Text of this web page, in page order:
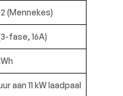
(Mennekes)
(3-fase, 16A)
aan 11 kW laadpaal